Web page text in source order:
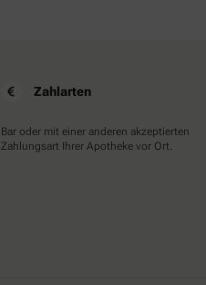
Zahlarten
Bar oder mit einer anderen akzeptierten
Zahlungsart Ihrer Apotheke vor Ort.